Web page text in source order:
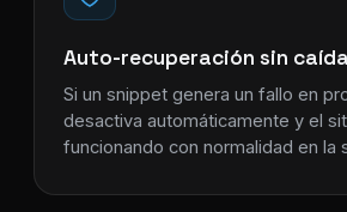
Auto-recuperación sin
Si un snippet genera un fallo en
desactiva automáticamente y el
funcionando con normalidad en la